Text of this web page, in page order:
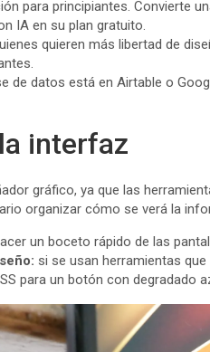
para principiantes. Convierte
IA en su plan gratuito.
quieren más libertad de
de datos está en Airtable o
interfaz
gráfico, ya que las
organizar cómo se verá la
un boceto rápido de las
si se usan herramientas
para un botón con degradado